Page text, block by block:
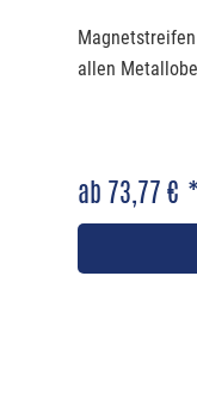
allen
ab 73,77 € *